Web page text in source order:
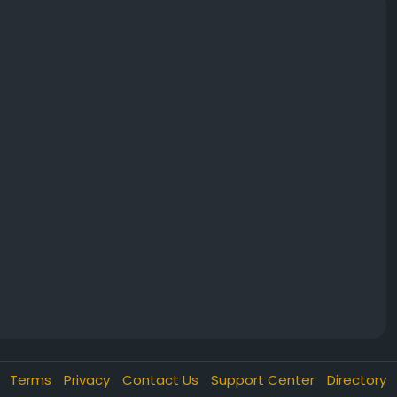
Terms Privacy Contact Us Support Center Directory